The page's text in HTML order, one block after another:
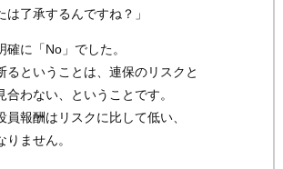
は了承するんですね？」
に「No」でした。
るということは、連保のリスクと
合わない、ということです。
員報酬はリスクに比して低い、
りません。